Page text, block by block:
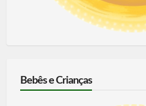
Bebês e Crianças